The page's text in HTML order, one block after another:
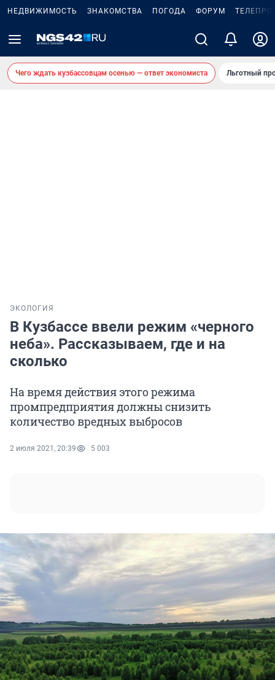
НЕДВИЖИМОСТЬ ЗНАКОМСТВА ПОГОДА ФОРУМ
Чего ждать кузбассовцам осенью — ответ экономиста Льготный
ЭКОЛОГИЯ
В Кузбассе ввели режим «черного
неба». Рассказываем, где и на
сколько
На время действия этого режима
промпредприятия должны снизить
количество вредных выбросов
2 июля 2021, 20:39 5 003